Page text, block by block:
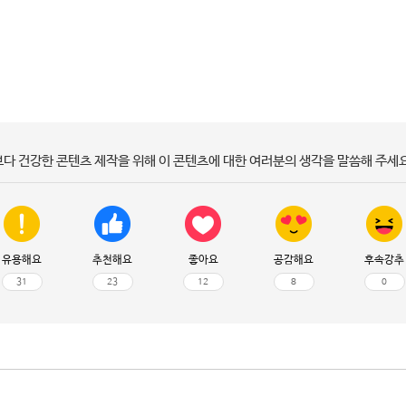
다 건강한 콘텐츠 제작을 위해 이 콘텐츠에 대한 여러분의 생각을 말씀해 주세
유용해요
31
추천해요
23
좋아요
12
공감해요
8
후속강추
0